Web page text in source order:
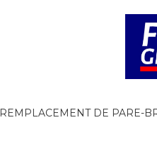
REMPLACEMENT DE PARE-